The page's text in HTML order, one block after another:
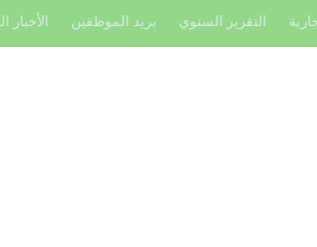
التقرير السنوي بريد الموظفين الأخبار